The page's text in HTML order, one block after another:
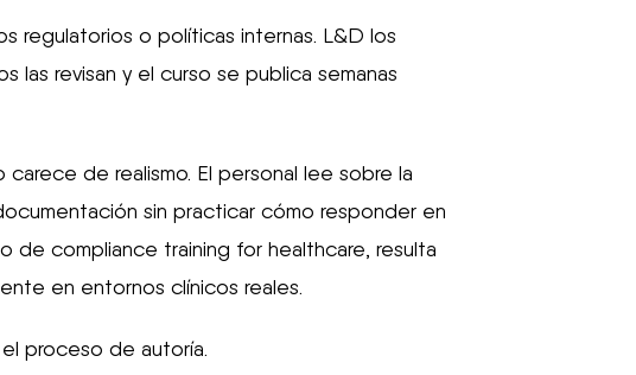
regulatorios o políticas internas. L&D los
revisan y el curso se publica semanas
de realismo. El personal lee sobre la
sin practicar cómo responder en
de compliance training for healthcare, resulta
en entornos clínicos reales.
proceso de autoría.